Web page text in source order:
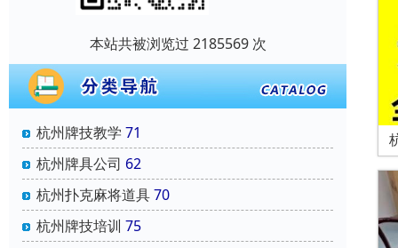
本站共被浏览过 2185569 次
杭州牌技教学 71
杭州牌具公司 62
杭州扑克麻将道具70
杭州牌技培训 75